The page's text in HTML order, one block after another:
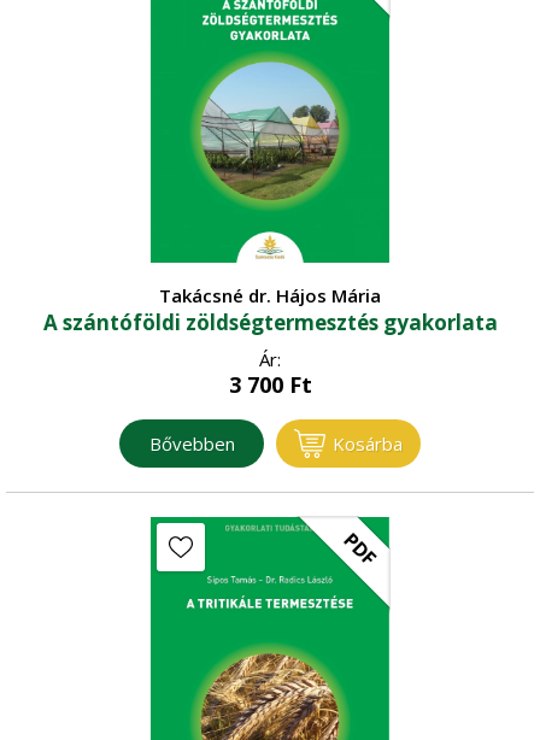
Takácsné dr. Hájos Mária
A szántóföldi zöldségtermesztés gyakorlata
Ár:
3 700Ft
Bővebben Kosárba
PDF